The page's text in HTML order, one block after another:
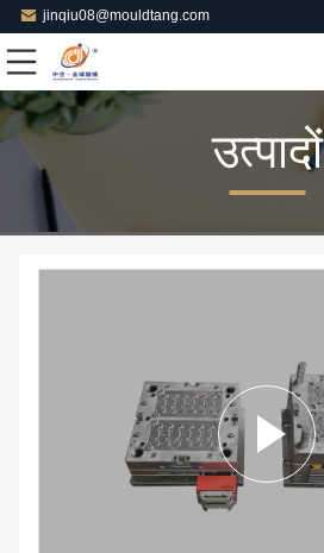
jinqiu08@mouldtang.com
उत्पादों